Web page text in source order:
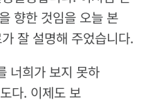
향한 것임을 오늘 본
잘 설명해 주었습니다.
너희가 보지 못하
다. 이제도 보